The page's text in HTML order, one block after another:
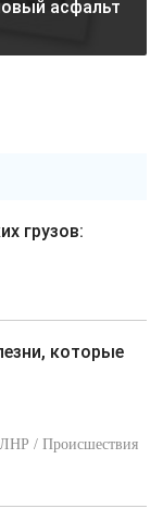
/ Происшествия